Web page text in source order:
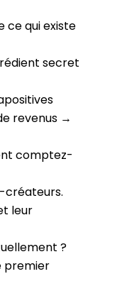
ce qui existe
secret
revenus →
comptez-
créateurs.
leur
?
premier